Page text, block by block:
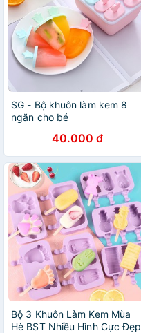
SG - Bộ khuôn làm kem 8
ngăn cho bé
40.000 đ
Bộ 3 Khuôn Làm Kem Mùa
Hè BST Nhiều Hình Cực Đẹp